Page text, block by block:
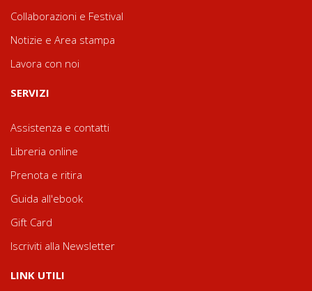
Collaborazioni e Festival
Notizie e Area stampa
Lavora con noi
SERVIZI
Assistenza e contatti
Libreria online
Prenota e ritira
Guida all'ebook
Gift Card
Iscriviti alla Newsletter
LINK UTILI